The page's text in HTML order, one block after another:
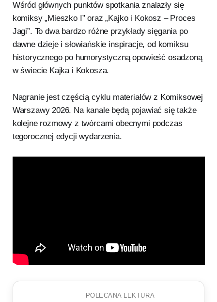
Wśród głównych punktów spotkania znalazły się
komiksy „Mieszko I” oraz „Kajko i Kokosz – Proces
Jagi”. To dwa bardzo różne przykłady sięgania po
dawne dzieje i słowiańskie inspiracje, od komiksu
historycznego po humorystyczną opowieść osadzoną
w świecie Kajka i Kokosza.
Nagranie jest częścią cyklu materiałów z Komiksowej
Warszawy 2026. Na kanale będą pojawiać się także
kolejne rozmowy z twórcami obecnymi podczas
tegorocznej edycji wydarzenia.
POLECANA LEKTURA